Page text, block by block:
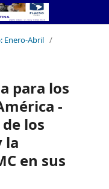
Enero-Abril /
para los
-
los
la
en sus